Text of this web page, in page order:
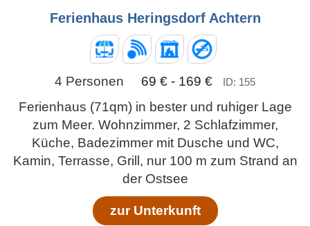
Ferienhaus Heringsdorf Achtern
4 Personen 69 € - 169 € ID: 155
Ferienhaus (71qm) in bester und ruhiger Lage
zum Meer. Wohnzimmer, 2 Schlafzimmer,
Küche, Badezimmer mit Dusche und WC,
Kamin, Terrasse, Grill, nur 100 m zum Strand an
der Ostsee
zur Unterkunft